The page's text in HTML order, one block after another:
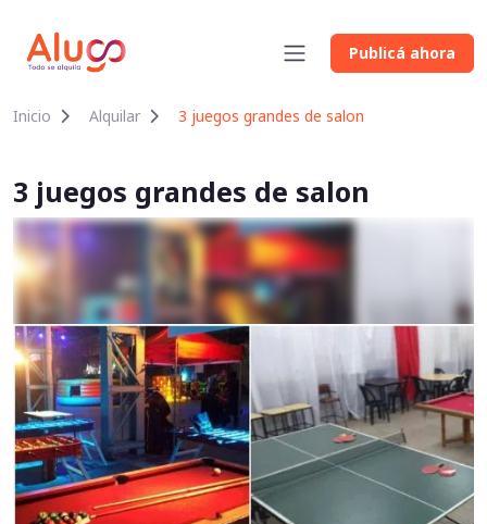
Publicá ahora
Inicio Alquilar 3 juegos grandes de salon
3 juegos grandes de salon